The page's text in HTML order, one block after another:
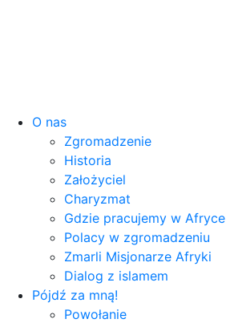
O nas
Zgromadzenie
Historia
Założyciel
Charyzmat
Gdzie pracujemy w Afryce
Polacy w zgromadzeniu
Zmarli Misjonarze Afryki
Dialog z islamem
Pójdź za mną!
Powołanie